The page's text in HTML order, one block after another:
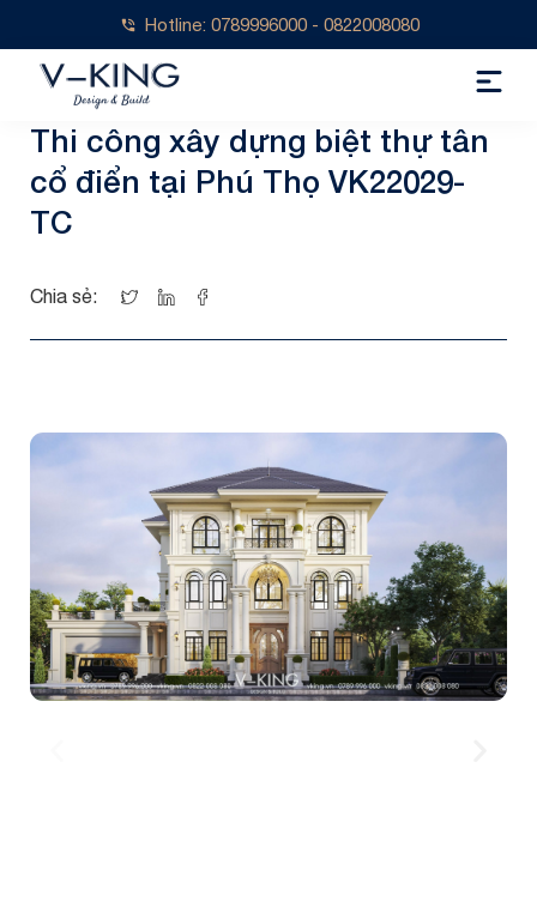
Hotline: 0789996000 - 0822008080
Thi công xây dựng biệt thự tân
cổ điển tại Phú Thọ VK22029-
TC
Chia sẻ: